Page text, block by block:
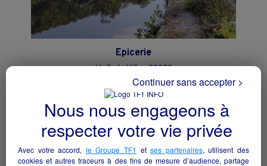
Epicerie
Mailly-la-Ville - 89270
Alimentation collectivite
Nous nous engageons à
respecter votre vie privée
Avec votre accord, le Groupe TF1 etses partenaires, utilisent des
cookies et autres traceurs à des fins de mesure d’audience, partage
Continuer sans accepter >